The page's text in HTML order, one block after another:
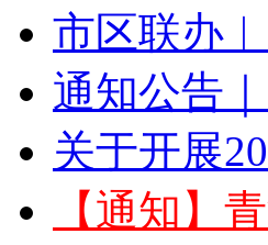
市区联办
通知公告
关于开展
【通知】